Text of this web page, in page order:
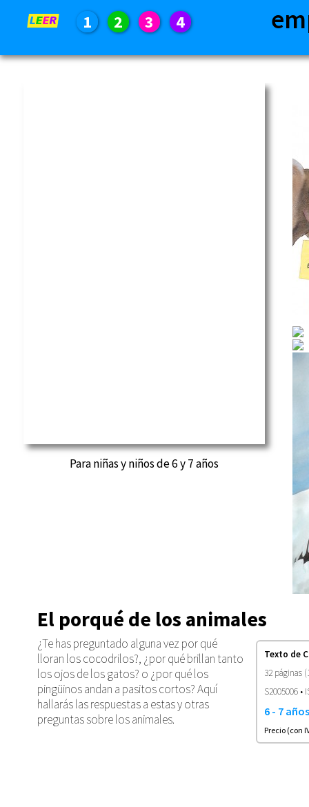
1 2 3 4
Para niñas y niños de 6 y 7 años
El porqué de los animales
¿Te has preguntado alguna vez por qué
lloran los cocodrilos?, ¿por qué brillan tanto
los ojos de los gatos? o ¿por qué los
pingüinos andan a pasitos cortos? Aquí
hallarás las respuestas a estas y otras
preguntas sobre los animales.
Texto de
32 páginas
S2005006 •
6 - 7 años
Precio (con